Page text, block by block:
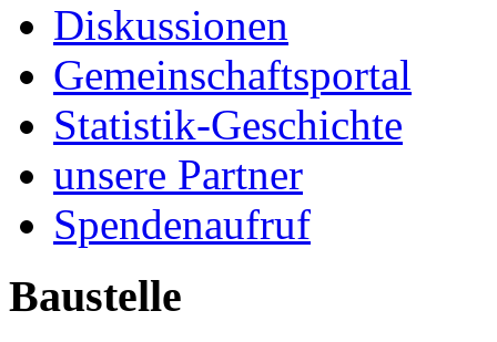
Diskussionen
Gemeinschaftsportal
Statistik-Geschichte
unsere Partner
Spendenaufruf
Baustelle